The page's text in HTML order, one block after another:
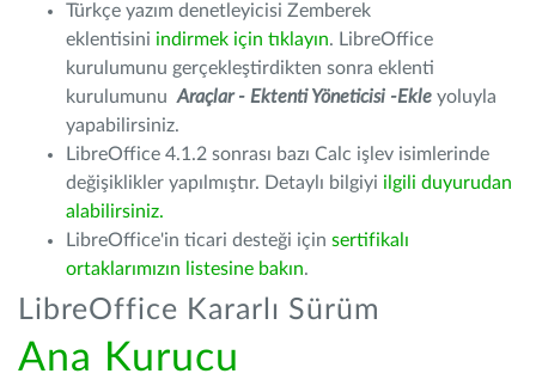
Türkçe yazım denetleyicisi Zemberek
eklentisini indirmek için tıklayın. LibreOffice
kurulumunu gerçekleştirdikten sonra eklenti
kurulumunu Araçlar - Ektenti Yöneticisi -Ekle yoluyla
yapabilirsiniz.
LibreOffice 4.1.2 sonrası bazı Calc işlev isimlerinde
değişiklikler yapılmıştır. Detaylı bilgiyi ilgili duyurudan
alabilirsiniz.
LibreOffice'in ticari desteği için sertifikalı
ortaklarımızın listesine bakın.
LibreOffice Kararlı Sürüm
Ana Kurucu